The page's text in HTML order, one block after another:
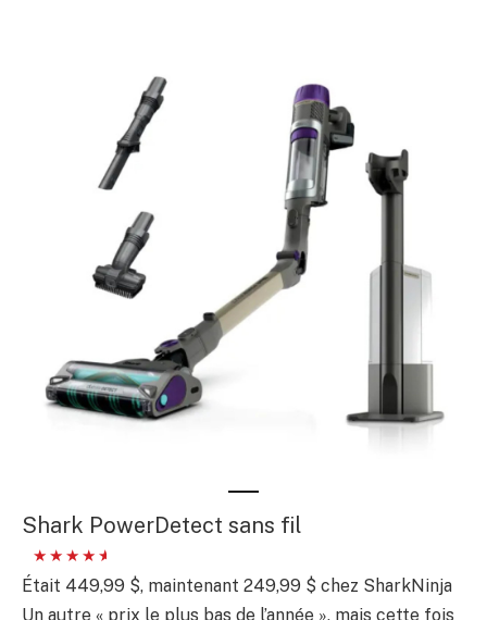
Shark PowerDetect sans fil
Était 449,99 $, maintenant 249,99 $ chez SharkNinja
Un autre « prix le plus bas de l’année », mais cette fois